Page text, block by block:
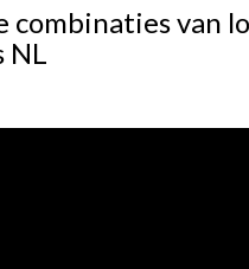
combinaties van
NL